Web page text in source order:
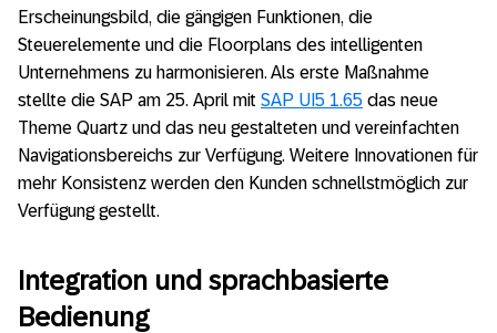
Erscheinungsbild, die gängigen Funktionen, die
Steuerelemente und die Floorplans des intelligenten
Unternehmens zu harmonisieren. Als erste Maßnahme
stellte die SAP am 25. April mit SAP UI5 1.65 das neue
Theme Quartz und das neu gestalteten und vereinfachten
Navigationsbereichs zur Verfügung. Weitere Innovationen für
mehr Konsistenz werden den Kunden schnellstmöglich zur
Verfügung gestellt.
Integration und sprachbasierte
Bedienung